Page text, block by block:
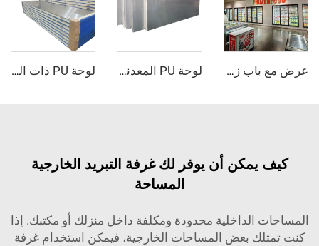
عرض مع باب زجاجي مبرد / ثلاجة دخولية لوحة PU المعدنية المطروقة لوحة PU ذات الوجه الفولاذي الصدأي
أن يوفر لك غرفة التبريد الخارجية
الداخلية محدودة ومكلفة داخل منزلك أو مكتبك. إذا
بعض المساحات الخارجية، فيمكن استخدام غرفة